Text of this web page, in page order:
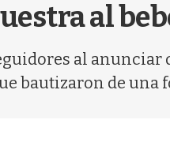
al
al
bautizaron de una